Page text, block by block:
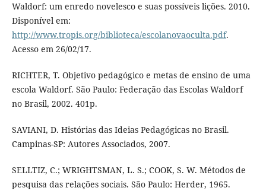
Waldorf: um enredo novelesco e suas possíveis lições. 2010.
Disponível em:
http://www.tropis.org/biblioteca/escolanovaoculta.pdf.
Acesso em 26/02/17.
RICHTER, T. Objetivo pedagógico e metas de ensino de uma
escola Waldorf. São Paulo: Federação das Escolas Waldorf
no Brasil, 2002. 401p.
SAVIANI, D. Histórias das Ideias Pedagógicas no Brasil.
Campinas-SP: Autores Associados, 2007.
SELLTIZ, C.; WRIGHTSMAN, L. S.; COOK, S. W. Métodos de
pesquisa das relações sociais. São Paulo: Herder, 1965.